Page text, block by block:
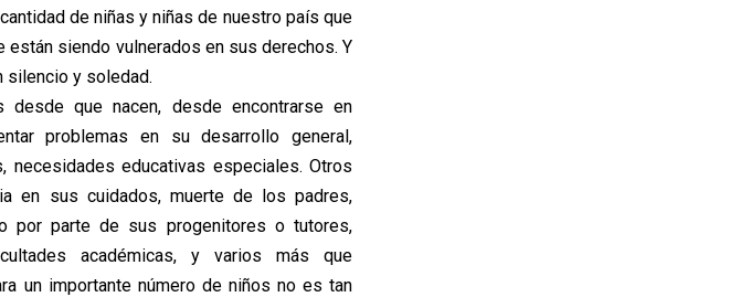
de niñas y niñas de nuestro país que
siendo vulnerados en sus derechos. Y
silencio y soledad.
que nacen, desde encontrarse en
problemas en su desarrollo general,
necesidades educativas especiales. Otros
en sus cuidados, muerte de los padres,
por parte de sus progenitores o tutores,
académicas, y varios más que
un importante número de niños no es tan